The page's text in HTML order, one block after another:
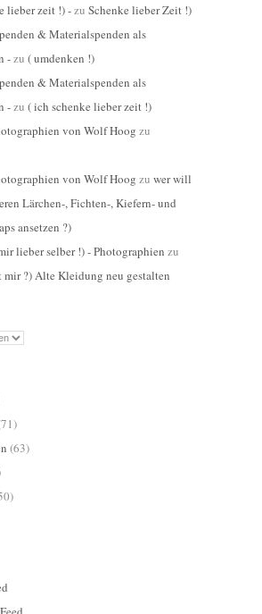
lieber zeit !) -zu Schenke lieber Zeit !)
& Materialspenden als
-zu ( umdenken !)
& Materialspenden als
-zu ( ich schenke lieber zeit !)
von Wolf Hoog zu
von Wolf Hoog zu wer will
Lärchen-, Fichten-, Kiefern- und
ansetzen ?)
lieber selber !) - Photographien zu
?) Alte Kleidung neu gestalten
(63)